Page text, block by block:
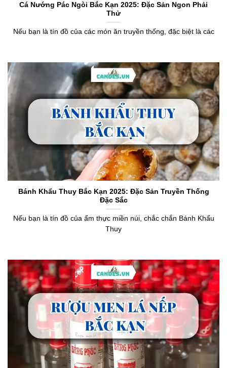
Cá Nướng Pác Ngòi Bắc Kạn 2025: Đặc Sản Ngon Phải
Thử
Nếu bạn là tín đồ của các món ăn truyền thống, đặc biệt là các
Bánh Khẩu Thuy Bắc Kạn 2025: Đặc Sản Truyền Thống
Đặc Sắc
Nếu bạn là tín đồ của ẩm thực miền núi, chắc chắn Bánh Khẩu
Thuy